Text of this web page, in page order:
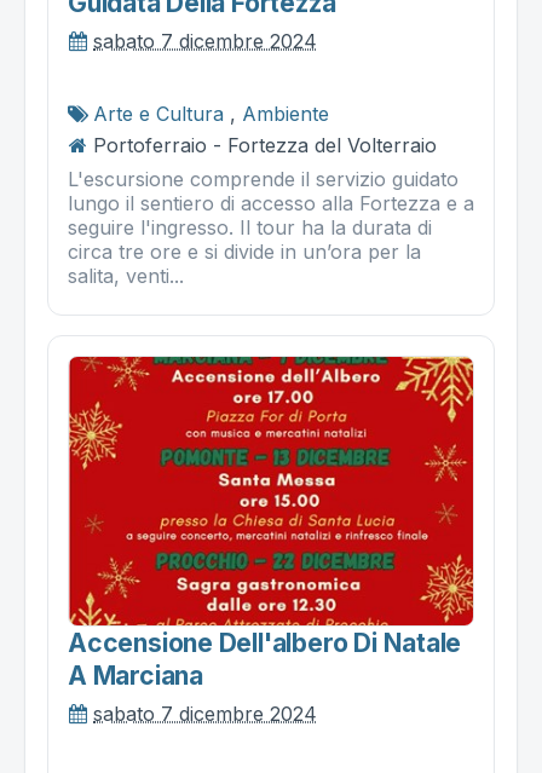
sabato 7 dicembre 2024
Arte e Cultura , Ambiente
Portoferraio - Fortezza del Volterraio
L'escursione comprende il servizio guidato
lungo il sentiero di accesso alla Fortezza e a
seguire l'ingresso. Il tour ha la durata di
circa tre ore e si divide in un’ora per la
salita, venti...
Accensione Dell'albero Di Natale
A Marciana
sabato 7 dicembre 2024